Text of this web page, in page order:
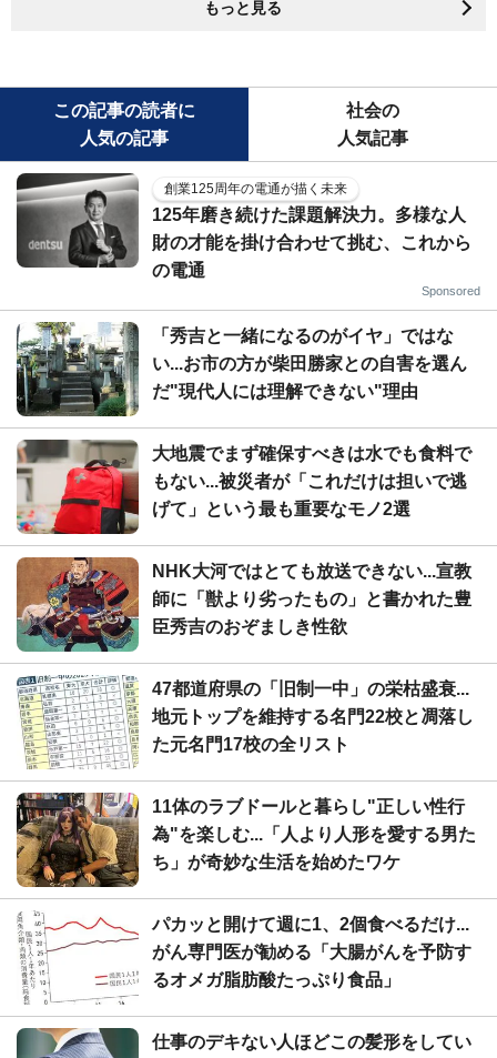
もっと見る
この記事の読者に
人気の記事
社会の
人気記事
創業125周年の電通が描く未来
125年磨き続けた課題解決力。多様な人
財の才能を掛け合わせて挑む、これから
の電通
Sponsored
「秀吉と一緒になるのがイヤ」ではな
い...お市の方が柴田勝家との自害を選ん
だ"現代人には理解できない"理由
大地震でまず確保すべきは水でも食料で
もない...被災者が「これだけは担いで逃
げて」という最も重要なモノ2選
NHK大河ではとても放送できない...宣教
師に「獣より劣ったもの」と書かれた豊
臣秀吉のおぞましき性欲
47都道府県の「旧制一中」の栄枯盛衰...
地元トップを維持する名門22校と凋落し
た元名門17校の全リスト
11体のラブドールと暮らし"正しい性行
為"を楽しむ...「人より人形を愛する男た
ち」が奇妙な生活を始めたワケ
パカッと開けて週に1、2個食べるだけ...
がん専門医が勧める「大腸がんを予防す
るオメガ脂肪酸たっぷり食品」
仕事のデキない人ほどこの髪形をしてい